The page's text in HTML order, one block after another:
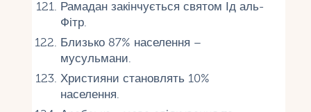
Рамадан закінчується святом Ід аль-
Фітр.
Близько 87% населення –
мусульмани.
Християни становлять 10%
населення.